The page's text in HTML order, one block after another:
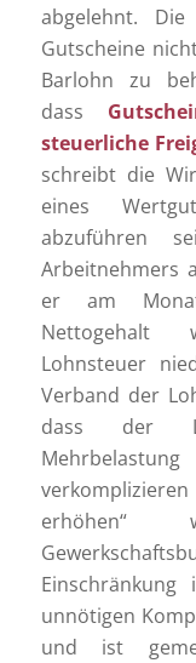
abgelehnt.
Gutscheine
Barlohn zu
dass
steuerliche
schreibt die
eines
abzuführen
Arbeitnehmers
er am
Nettogehalt
Lohnsteuer
Verband der
dass der
erhöhen“
unnötigen
und ist